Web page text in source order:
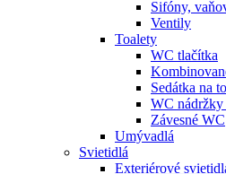
Sifóny,
Ventily
Toalety
WC tlačítka
Sedátka na
WC nádržky
Závesné WC
Umývadlá
Svietidlá
Exteriérové